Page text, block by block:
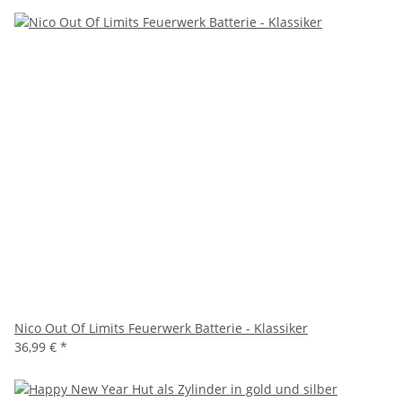
Nico Out Of Limits Feuerwerk Batterie - Klassiker
36,99 € *